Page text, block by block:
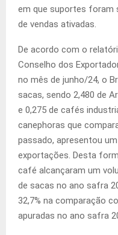
em que suportes foram
de vendas ativadas.
De acordo com o
Conselho dos
no mês de junho/24, o
sacas, sendo 2,480 de
e 0,275 de cafés
canephoras que
passado, apresentou
exportações. Desta
café alcançaram um
de sacas no ano safra
32,7% na comparação
apuradas no ano safra